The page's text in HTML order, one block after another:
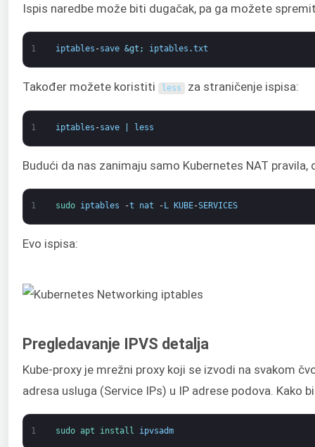
Ispis naredbe može biti dugačak, pa ga možete
1 iptables -save &gt; iptables .txt
Također možete koristiti less za straničenje ispisa:
1 iptables -save less
Budući da nas zanimaju samo Kubernetes NAT
1 sudo iptables -t nat -L KUBE-SERVICES
Evo ispisa:
Pregledavanje IPVS detalja
Kube-proxy je mrežni proxy koji se izvodi na svakom
adresa usluga (Service IPs) u IP adrese podova.
1 sudo apt install ipvsadm